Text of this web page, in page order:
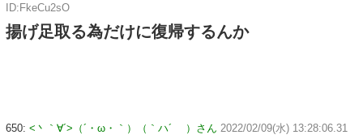
ID:FkeCu2sO
揚げ足取る為だけに復帰するんか
650: <丶｀∀´>（´・ω・｀）（｀ハ´ ）さん 2022/02/09(水) 13:28:06.31